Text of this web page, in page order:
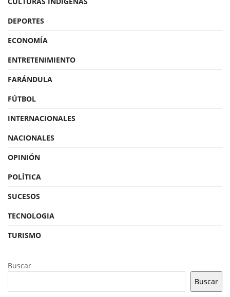
DEPORTES
ECONOMÍA
ENTRETENIMIENTO
FARÁNDULA
FÚTBOL
INTERNACIONALES
NACIONALES
OPINIÓN
POLÍTICA
SUCESOS
TECNOLOGIA
TURISMO
Buscar
Buscar